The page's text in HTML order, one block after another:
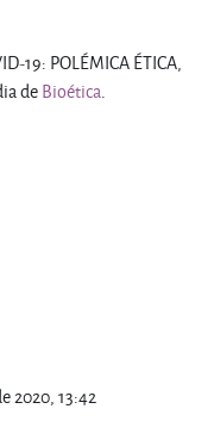
19: POLÉMICA ÉTICA,
deBioética.
2020, 13:42